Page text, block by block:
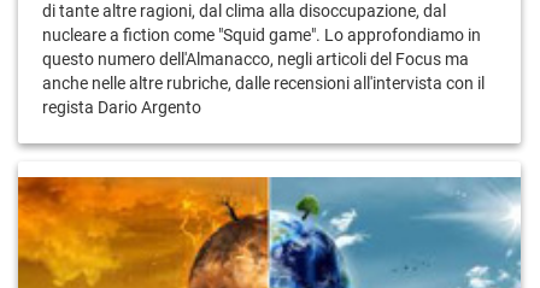
di tante altre ragioni, dal clima alla disoccupazione, dal
nucleare a fiction come "Squid game". Lo approfondiamo in
questo numero dell'Almanacco, negli articoli del Focus ma
anche nelle altre rubriche, dalle recensioni all'intervista con il
regista Dario Argento